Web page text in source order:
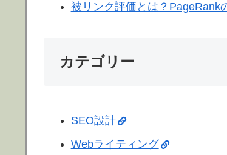
被リンク評価とは？PageRank
カテゴリー
SEO設計
Webライティング